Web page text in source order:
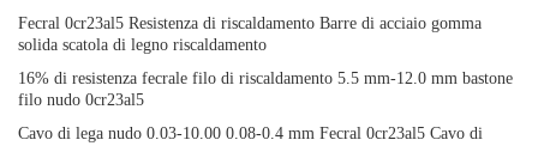
Fecral 0cr23al5 Resistenza di riscaldamento Barre di acciaio gomma
solida scatola di legno riscaldamento
16% di resistenza fecrale filo di riscaldamento 5.5 mm-12.0 mm bastone
filo nudo 0cr23al5
Cavo di lega nudo 0.03-10.00 0.08-0.4 mm Fecral 0cr23al5 Cavo di